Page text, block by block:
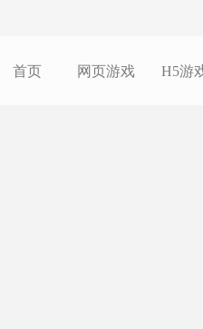
首页 网页游戏 H5游